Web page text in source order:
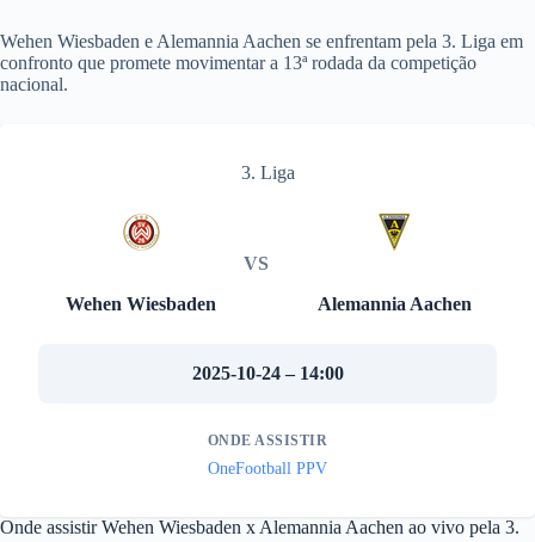
Wehen Wiesbaden e Alemannia Aachen se enfrentam pela 3. Liga em
confronto que promete movimentar a 13ª rodada da competição
nacional.
3. Liga
Wehen Wiesbaden
VS
Alemannia Aachen
2025-10-24 – 14:00
ONDE ASSISTIR
OneFootball PPV
Onde assistir Wehen Wiesbaden x Alemannia Aachen ao vivo pela 3.